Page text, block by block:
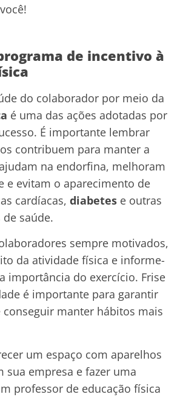
de incentivo à
do colaborador por meio da
é uma das ações adotadas por
É importante lembrar
contribuem para manter a
na endorfina, melhoram
e evitam o aparecimento de
cardíacas, diabetes e outras
saúde.
sempre motivados,
da atividade física e informe-
importância do exercício. Frise
é importante para garantir
conseguir manter hábitos mais
um espaço com aparelhos
sua empresa e fazer uma
professor de educação física